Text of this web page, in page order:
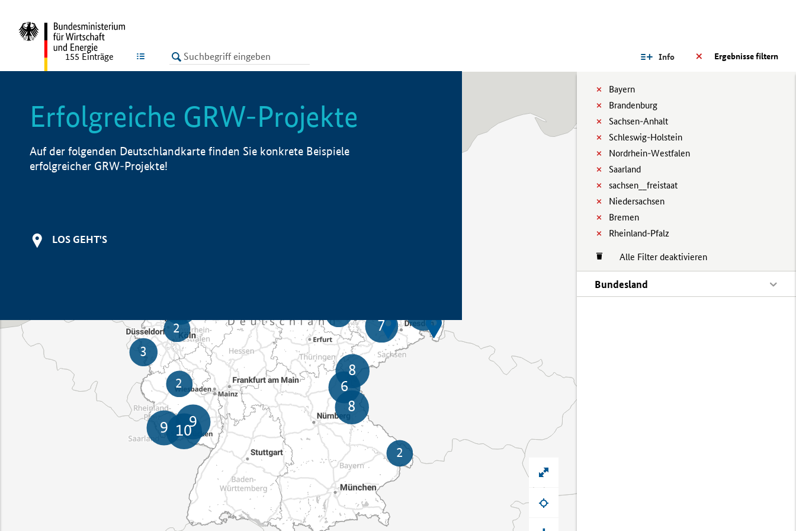
LISTE Ergebnisse filtern
Info
Bayern
Brandenburg
Sachsen-Anhalt
Schleswig-Holstein
Nordrhein-Westfalen
Saarland
sachsen__freistaat
Niedersachsen
Bremen
Rheinland-Pfalz
Alle Filter deaktivieren
Bundesland
155 Einträge
Erfolgreiche GRW-Projekte
Auf der folgenden Deutschlandkarte finden Sie konkrete Beispiele
erfolgreicher GRW-Projekte!
LOS GEHT'S